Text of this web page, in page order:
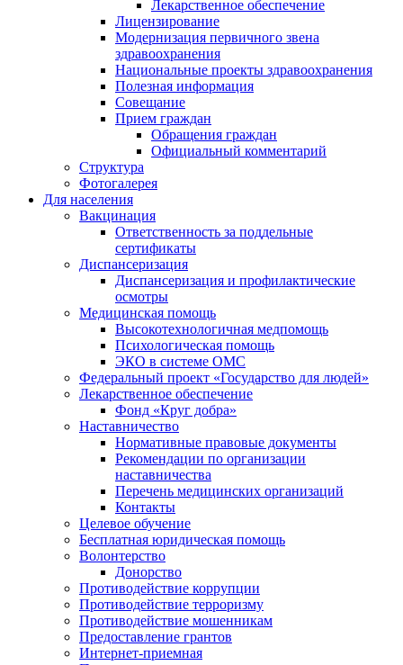
Лекарственное обеспечение
Лицензирование
Модернизация первичного звена
здравоохранения
Национальные проекты здравоохранения
Полезная информация
Совещание
Прием граждан
Обращения граждан
Официальный комментарий
Структура
Фотогалерея
Для населения
Вакцинация
Ответственность за поддельные
сертификаты
Диспансеризация
Диспансеризация и профилактические
осмотры
Медицинская помощь
Высокотехнологичная медпомощь
Психологическая помощь
ЭКО в системе ОМС
Федеральный проект «Государство для людей»
Лекарственное обеспечение
Фонд «Круг добра»
Наставничество
Нормативные правовые документы
Рекомендации по организации
наставничества
Перечень медицинских организаций
Контакты
Целевое обучение
Бесплатная юридическая помощь
Волонтерство
Донорство
Противодействие коррупции
Противодействие терроризму
Противодействие мошенникам
Предоставление грантов
Интернет-приемная